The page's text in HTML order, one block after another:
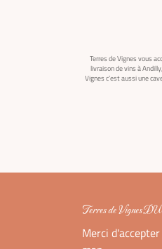
Terres de Vignes vous
livraison de vins à
Vignes c’est aussi une
Terres de Vignes
Merci